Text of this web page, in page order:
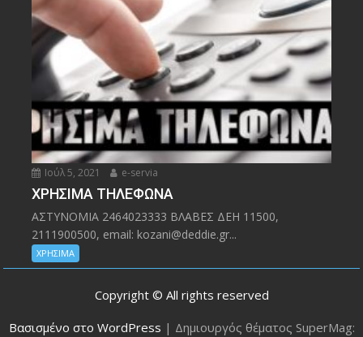
Ιούλ 5, 2021 e-servia
ΧΡΗΣΙΜΑ ΤΗΛΕΦΩΝΑ
ΑΣΤΥΝΟΜΙΑ 2464023333 ΒΛΑΒΕΣ ΔΕΗ 11500,
2111900500, email: kozani@deddie.gr...
ΧΡΗΣΙΜΑ
Copyright © All rights reserved
Βασισμένο στο WordPress | Δημιουργός θέματος SuperMag: